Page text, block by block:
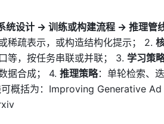
统设计 → 训练或构建流程 → 推理管
稀疏表示，或构造结构化提示； 2.
等，按任务串联或并联； 3. 学习策
据合成； 4. 推理策略：单轮检索、
可概括为：Improving Generative